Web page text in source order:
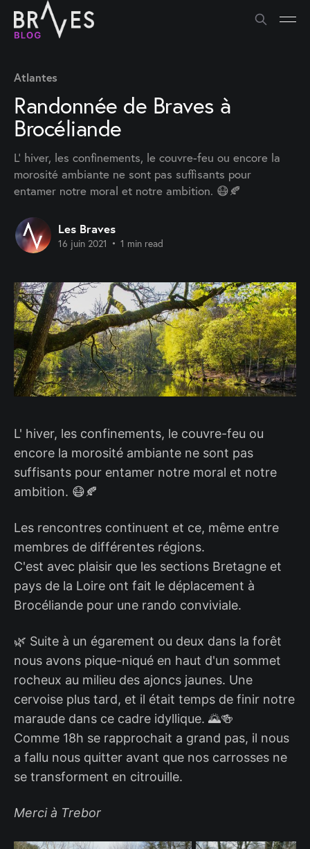
Atlantes
Randonnée de Braves à
Brocéliande
L' hiver, les confinements, le couvre-feu ou encore la
morosité ambiante ne sont pas suffisants pour
entamer notre moral et notre ambition. 😷🍂
Les Braves
16 juin 2021 • 1 min read
L' hiver, les confinements, le couvre-feu ou
encore la morosité ambiante ne sont pas
suffisants pour entamer notre moral et notre
ambition. 😷🍂
Les rencontres continuent et ce, même entre
membres de différentes régions.
C'est avec plaisir que les sections Bretagne et
pays de la Loire ont fait le déplacement à
Brocéliande pour une rando conviviale.
🌿 Suite à un égarement ou deux dans la forêt
nous avons pique-niqué en haut d'un sommet
rocheux au milieu des ajoncs jaunes. Une
cervoise plus tard, et il était temps de finir notre
maraude dans ce cadre idyllique. 🌄🍻
Comme 18h se rapprochait a grand pas, il nous
a fallu nous quitter avant que nos carrosses ne
se transforment en citrouille.
Merci à Trebor